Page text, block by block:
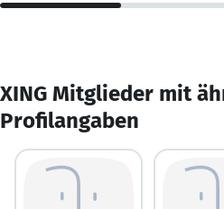
XING Mitglieder mit
Profilangaben